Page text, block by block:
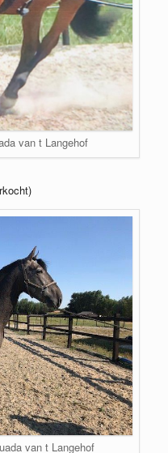
van t Langehof
van t Langehof